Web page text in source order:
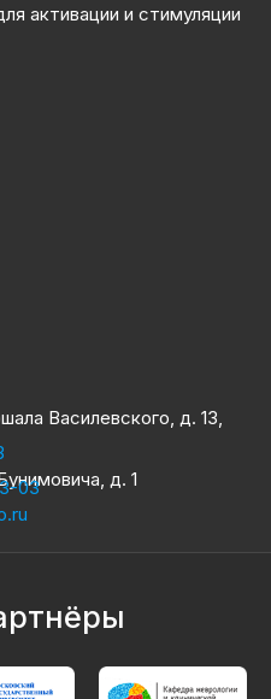
активации и стимуляции
Василевского, д. 13,
д. 1
03